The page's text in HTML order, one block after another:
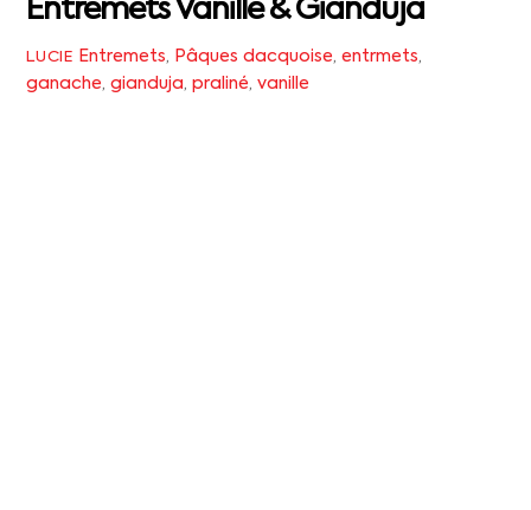
Entremets Vanille & Gianduja
LUCIE Entremets, Pâques dacquoise, entrmets,
ganache,gianduja,praliné,vanille